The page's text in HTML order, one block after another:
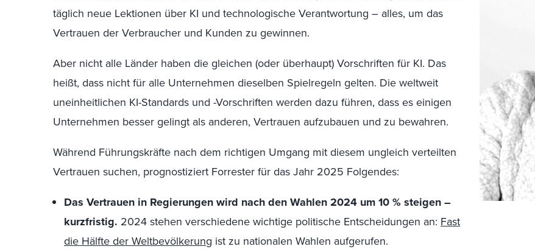
täglich neue Lektionen über KI und technologische Verantwortung – alles, um das
Vertrauen der Verbraucher und Kunden zu gewinnen.
Aber nicht alle Länder haben die gleichen (oder überhaupt) Vorschriften für KI. Das
heißt, dass nicht für alle Unternehmen dieselben Spielregeln gelten. Die weltweit
uneinheitlichen KI-Standards und -Vorschriften werden dazu führen, dass es einigen
Unternehmen besser gelingt als anderen, Vertrauen aufzubauen und zu bewahren.
Während Führungskräfte nach dem richtigen Umgang mit diesem ungleich verteilten
Vertrauen suchen, prognostiziert Forrester für das Jahr 2025 Folgendes:
Das Vertrauen in Regierungen wird nach den Wahlen 2024 um 10 % steigen –
kurzfristig. 2024 stehen verschiedene wichtige politische Entscheidungen an: Fast
die Hälfte der Weltbevölkerung ist zu nationalen Wahlen aufgerufen.